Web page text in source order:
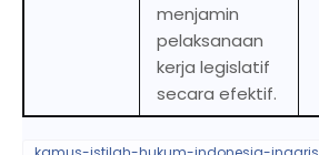
menjamin
pelaksanaan
kerja legislatif
secara efektif.